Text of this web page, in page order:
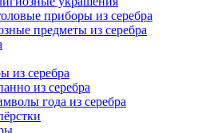
приборы из серебра
предметы из серебра
из серебра
из серебра
года из серебра